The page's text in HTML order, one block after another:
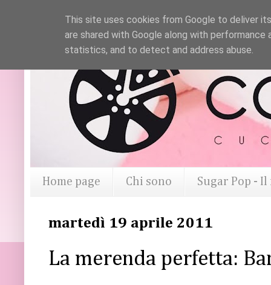
Home page Chi sono Sugar Pop -
martedì 19 aprile 2011
La merenda perfetta:
This site uses cookies from Google to deliver
are shared with Google along with
statistics, and to detect and address abuse.